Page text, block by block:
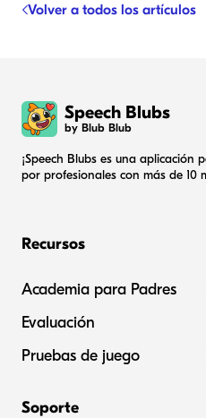
Volver a todos los artículos
Speech Blubs
by Blub Blub
¡Speech Blubs es una
por profesionales con más de 10
Recursos
Academia para Padres
Evaluación
Pruebas de juego
Soporte